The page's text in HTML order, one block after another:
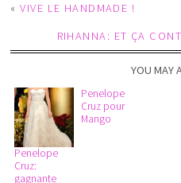
«VIVE LE HANDMADE !
RIHANNA: ET ÇA
YOU MAY
Penelope
Cruz:
gagnante
Penelope
Cruz pour
Mango